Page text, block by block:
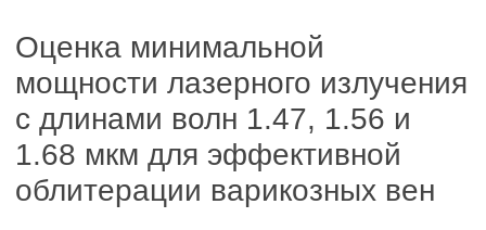
Оценка минимальной
мощности лазерного излучения
с длинами волн 1.47, 1.56 и
1.68 мкм для эффективной
облитерации варикозных вен